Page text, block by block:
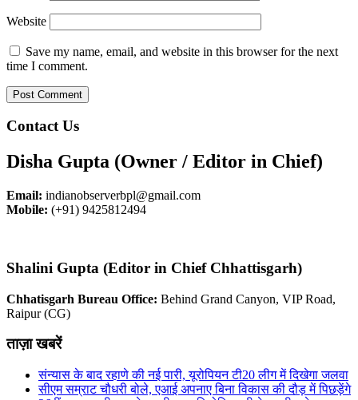
Website
Save my name, email, and website in this browser for the next
time I comment.
Contact Us
Disha Gupta (Owner / Editor in Chief)
Email: indianobserverbpl@gmail.com
Mobile: (+91) 9425812494
Shalini Gupta (Editor in Chief Chhattisgarh)
Chhatisgarh Bureau Office: Behind Grand Canyon, VIP Road,
Raipur (CG)
ताज़ा खबरें
संन्यास के बाद रहाणे की नई पारी, यूरोपियन टी20 लीग में दिखेगा जलवा
सीएम सम्राट चौधरी बोले, एआई अपनाए बिना विकास की दौड़ में पिछड़ेंगे